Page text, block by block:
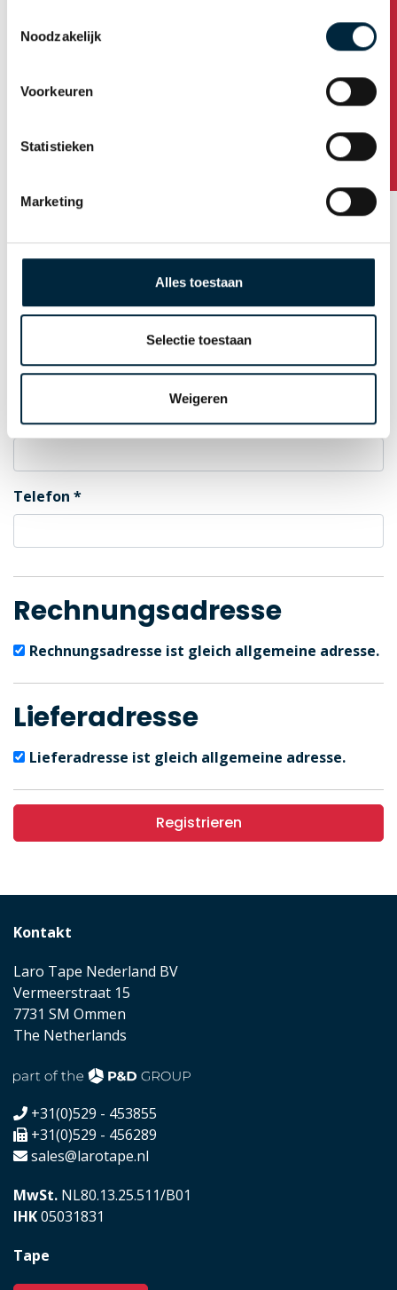
Noodzakelijk
Voorkeuren
Statistieken
Marketing
Alles toestaan
Selectie toestaan
Weigeren
Haben Sie Fragen?
Adresse
E-Mail zur Auftragsbestätigung
Telefon
Rechnungsadresse
Rechnungsadresse ist gleich allgemeine adresse.
Lieferadresse
Lieferadresse ist gleich allgemeine adresse.
Registrieren
Kontakt
Laro Tape Nederland BV
Vermeerstraat 15
7731 SM Ommen
The Netherlands
+31(0)529 - 453855
+31(0)529 - 456289
sales@larotape.nl
MwSt. NL80.13.25.511/B01
IHK05031831
Tape